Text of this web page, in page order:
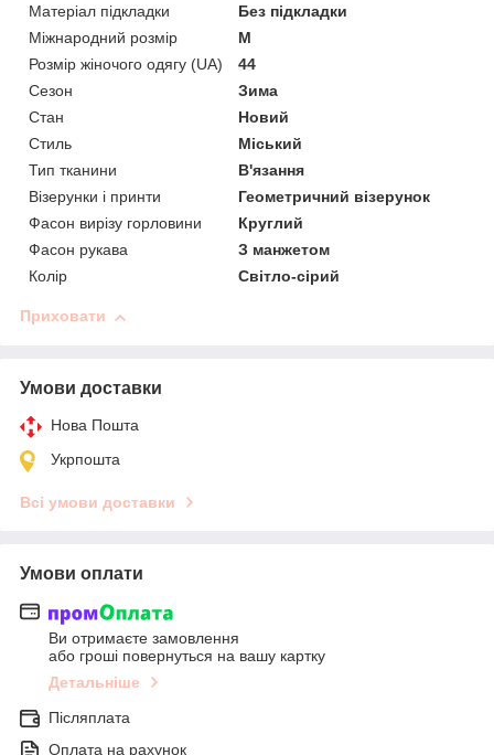
Матеріал підкладки
Без підкладки
Міжнародний розмір
M
Розмір жіночого одягу (UA)
44
Сезон
Зима
Стан
Новий
Стиль
Міський
Тип тканини
В'язання
Візерунки і принти
Геометричний візерунок
Фасон вирізу горловини
Круглий
Фасон рукава
З манжетом
Колір
Світло-сірий
Приховати
Умови доставки
Нова Пошта
Укрпошта
Всі умови доставки
Умови оплати
Ви отримаєте замовлення
або гроші повернуться на вашу картку
Детальніше
Післяплата
Оплата на рахунок